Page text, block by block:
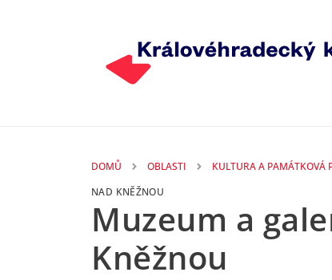
DOMŮ OBLASTI KULTURA A PAMÁTKOVÁ
NAD KNĚŽNOU
Muzeum a
Kněžnou